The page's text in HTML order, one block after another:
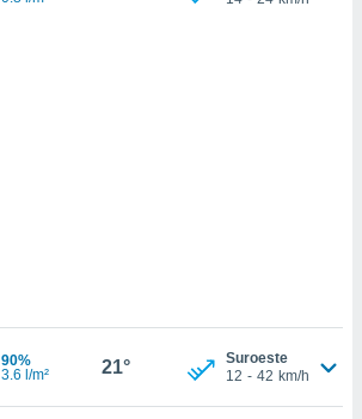
90%
3.6 l/m²
21°
Suroeste
12 - 42 km/h